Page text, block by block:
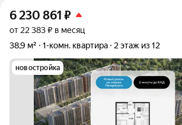
6 230 861 ₽
от 22 383 ₽ в месяц
38,9 м²
1-комн. квартира 2 этаж из 12
новостройка